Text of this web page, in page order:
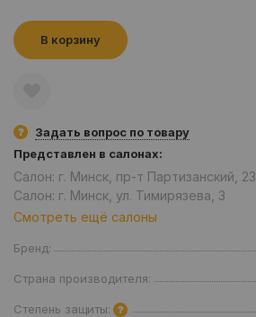
В корзину
Задать вопрос по товару
Представлен в салонах:
Салон: г. Минск, пр-т Партизанский, 23
Салон: г. Минск, ул. Тимирязева, 3
Смотреть ещё салоны
Бренд:
Страна производителя:
Степень защиты: